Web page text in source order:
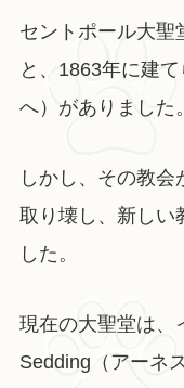
セントポール大聖
と、1863年に建
へ）がありました。
しかし、その教
取り壊し、新しい
した。
現在の大聖堂は、
Sedding（アーネ